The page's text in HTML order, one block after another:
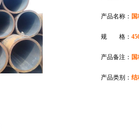
产品名称：
规 格：
产品备注：
产品类别： 结